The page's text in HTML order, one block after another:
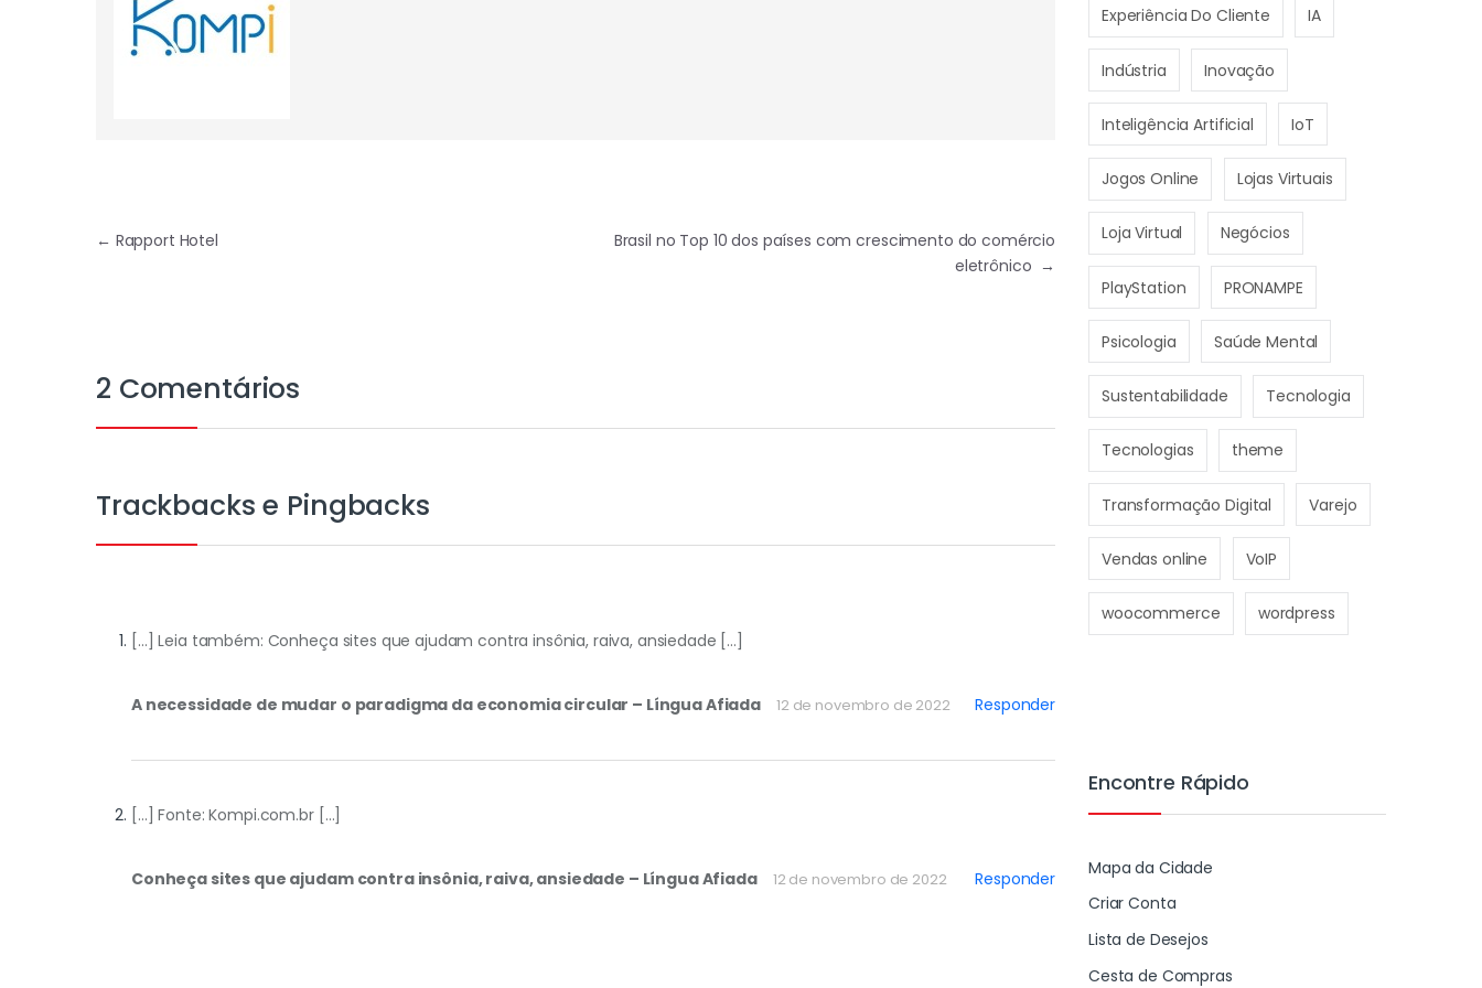
← Rapport Hotel
Brasil no Top 10 dos países com crescimento do comércio
eletrônico →
2 Comentários
Trackbacks e Pingbacks
[…] Leia também: Conheça sites que ajudam contra insônia, raiva, ansiedade […]
A necessidade de mudar o paradigma da economia circular – Língua Afiada 12 de novembro de 2022 Responder
[…] Fonte: Kompi.com.br […]
Conheça sites que ajudam contra insônia, raiva, ansiedade – Língua Afiada 12 de novembro de 2022 Responder
Experiência Do Cliente IA
Indústria Inovação
Inteligência Artificial IoT
Jogos Online Lojas Virtuais
Loja Virtual Negócios
PlayStation PRONAMPE
Psicologia Saúde Mental
Sustentabilidade Tecnologia
Tecnologias theme
Transformação Digital Varejo
Vendas online VoIP
woocommerce wordpress
Encontre Rápido
Mapa da Cidade
Criar Conta
Lista de Desejos
Cesta de Compras